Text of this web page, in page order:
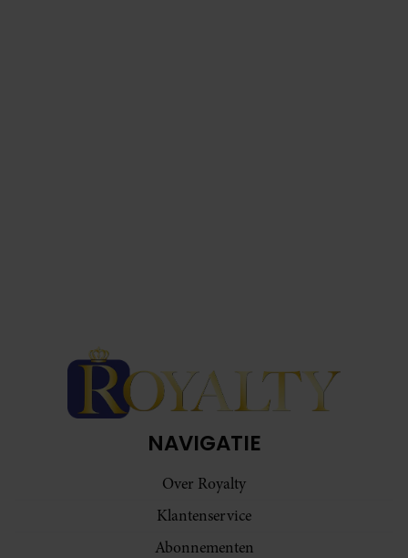
NAVIGATIE
Over Royalty
Klantenservice
Abonnementen